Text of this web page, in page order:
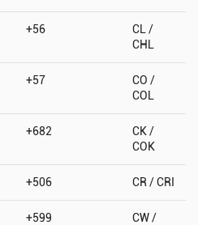
+56
CL /
CHL
+57
CO /
COL
+682
CK /
COK
+506 CR / CRI
+599
CW /